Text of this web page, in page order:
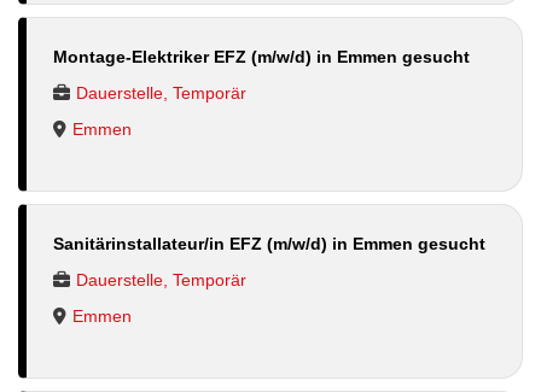
Montage-Elektriker EFZ (m/w/d) in Emmen gesucht
Dauerstelle, Temporär
Emmen
Sanitärinstallateur/in EFZ (m/w/d) in Emmen gesucht
Dauerstelle, Temporär
Emmen